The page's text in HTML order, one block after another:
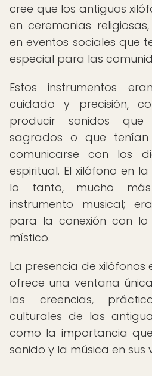
cree que los antiguos
en ceremonias
en eventos sociales que
especial para las
Estos instrumentos
cuidado y precisión,
producir sonidos que
sagrados o que
comunicarse con los
espiritual. El xilófono en
lo tanto, mucho
instrumento musical;
para la conexión con
místico.
La presencia de xilófonos
ofrece una ventana
las creencias,
culturales de las
como la importancia
sonido y la música en sus